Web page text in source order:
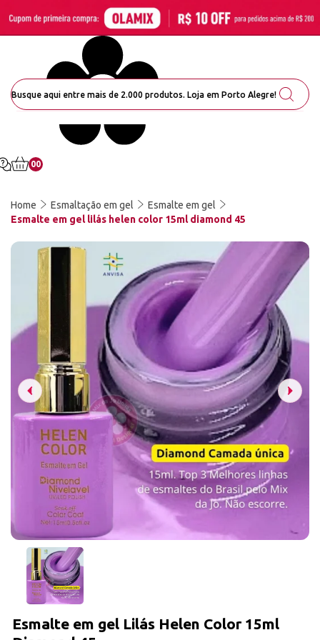
00
Home Esmaltação em gel
Esmalte em gel
Esmalte em gel lilás helen color 15ml diamond 45
Esmalte em gel Lilás Helen Color 15ml